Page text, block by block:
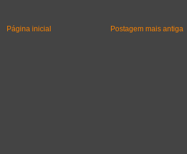
Postagem mais antiga
Página inicial